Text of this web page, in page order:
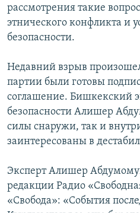
рассмотрения такие
этнического конфликта и
безопасности.
Недавний взрыв
партии были готовы
соглашение. Бишкекский
безопасности Алишер
силы снаружи, так и
заинтересованы в
Эксперт Алишер
редакции Радио
«Свобода»: «События